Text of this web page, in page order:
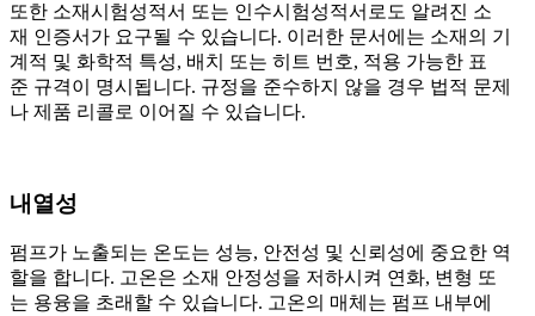
또한 소재시험성적서 또는 인수시험성적서로도 알려진 소
재 인증서가 요구될 수 있습니다. 이러한 문서에는 소재의 기
계적 및 화학적 특성, 배치 또는 히트 번호, 적용 가능한 표
준 규격이 명시됩니다. 규정을 준수하지 않을 경우 법적 문제
나 제품 리콜로 이어질 수 있습니다.
내열성
펌프가 노출되는 온도는 성능, 안전성 및 신뢰성에 중요한 역
할을 합니다. 고온은 소재 안정성을 저하시켜 연화, 변형 또
는 용융을 초래할 수 있습니다. 고온의 매체는 펌프 내부에